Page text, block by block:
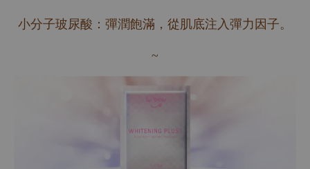
小分子玻尿酸：彈潤飽滿，從肌底注入彈力因子。
~